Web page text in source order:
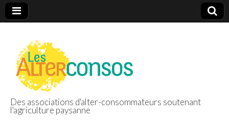
Des associations d'alter-consommateurs soutenant
l'agriculture paysanne